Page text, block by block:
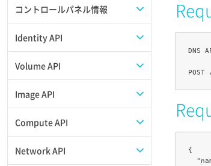
APIでAPIサブユーザーを作成する
APIでVPSにISOイメージを挿入する
APIでVPSを作成する
コントロールパネル情報
APIユーザーを作成する
API情報を確認する
Identity API
Credential一覧取得
Credential作成
Credential削除
Volume API
スナップショット一覧取得
スナップショット作成
スナップショット削除
Image API
ISOイメージアップロード
ISOイメージ作成
Compute API
ISOイメージ挿入/排出
Network API
DNS
{